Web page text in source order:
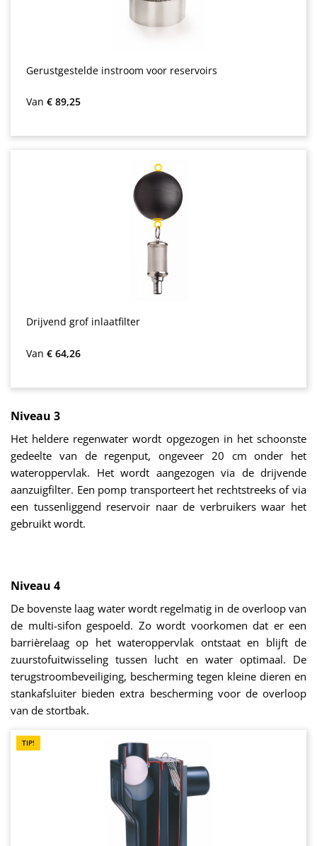
Gerustgestelde instroom voor reservoirs
Normale prijs:
Van € 89,25
Drijvend grof inlaatfilter
Normale prijs:
Van € 64,26
Niveau 3
Het heldere regenwater wordt opgezogen in het schoonste
gedeelte van de regenput, ongeveer 20 cm onder het
wateroppervlak. Het wordt aangezogen via de drijvende
aanzuigfilter. Een pomp transporteert het rechtstreeks of via
een tussenliggend reservoir naar de verbruikers waar het
gebruikt wordt.
Niveau 4
De bovenste laag water wordt regelmatig in de overloop van
de multi-sifon gespoeld. Zo wordt voorkomen dat er een
barrièrelaag op het wateroppervlak ontstaat en blijft de
zuurstofuitwisseling tussen lucht en water optimaal. De
terugstroombeveiliging, bescherming tegen kleine dieren en
stankafsluiter bieden extra bescherming voor de overloop
van de stortbak.
TIP!